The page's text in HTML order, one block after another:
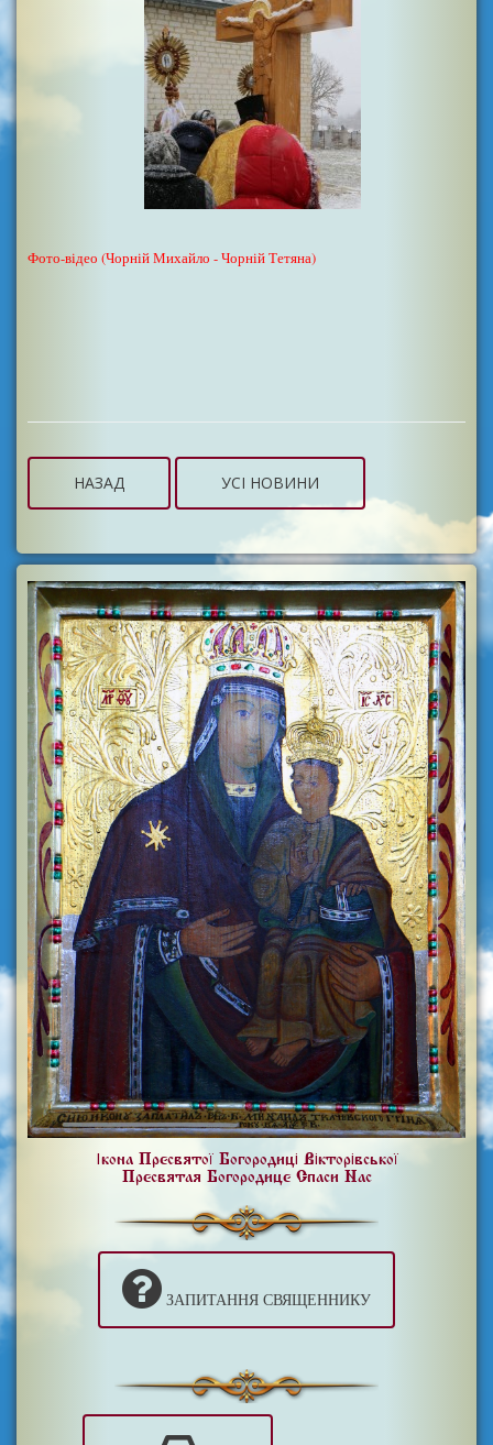
Фото-відео (Чорній Михайло - Чорній Тетяна)
НАЗАД УСІ НОВИНИ
Ікона Пресвятої Богородиці Вікторівської
Пресвятая Богородице Спаси Нас
ЗАПИТАННЯ СВЯЩЕННИКУ